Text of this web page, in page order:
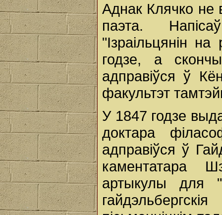
Аднак Клячко не
паэта.
"Ізраільцянін
годзе, а
адправіўся ў
факультэт
У 1847 годзе
доктара
адправіўся ў
каментатара
артыкулы для